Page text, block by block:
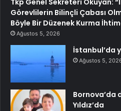
Görevlilerin Bilinçli Çabası
Böyle Bir Düzenek Kurma
Ağustos 5, 2026
İstanbul’da
Ağustos 5,
Bornova’da
Yıldız’da